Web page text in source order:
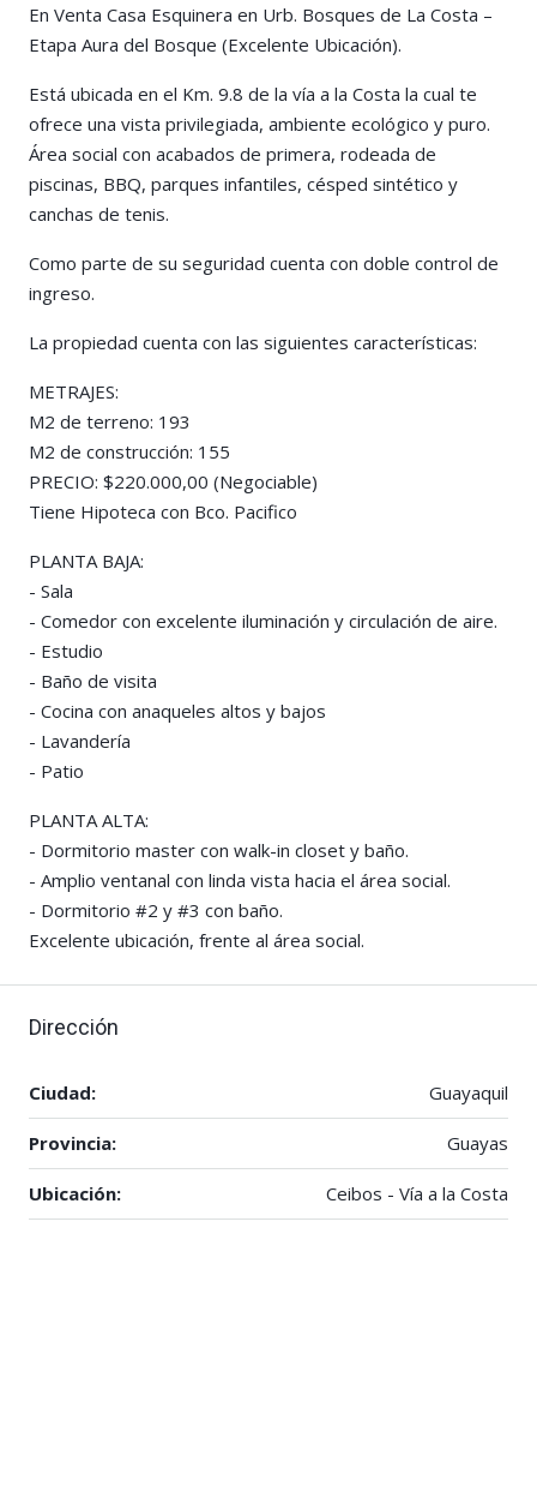
En Venta Casa Esquinera en Urb. Bosques de La Costa –
Etapa Aura del Bosque (Excelente Ubicación).
Está ubicada en el Km. 9.8 de la vía a la Costa la cual te
ofrece una vista privilegiada, ambiente ecológico y puro.
Área social con acabados de primera, rodeada de
piscinas, BBQ, parques infantiles, césped sintético y
canchas de tenis.
Como parte de su seguridad cuenta con doble control de
ingreso.
La propiedad cuenta con las siguientes características:
METRAJES:
M2 de terreno: 193
M2 de construcción: 155
PRECIO: $220.000,00 (Negociable)
Tiene Hipoteca con Bco. Pacifico
PLANTA BAJA:
-️ Sala
-️ ️Comedor con excelente iluminación y circulación de aire.
-️ Estudio
-️ ️Baño de visita
-️ ️Cocina con anaqueles altos y bajos
-️ ️Lavandería
-️ ️Patio
PLANTA ALTA:
-️ ️Dormitorio master con walk-in closet y baño.
-️ Amplio ventanal con linda vista hacia el área social.
-️ ️Dormitorio #2 y #3 con baño.
️Excelente ubicación, frente al área social.
Dirección
Ciudad: Guayaquil
Provincia: Guayas
Ubicación: Ceibos - Vía a la Costa